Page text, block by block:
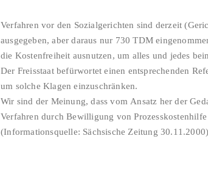
Verfahren vor den Sozialgerichten sind derzeit
ausgegeben, aber daraus nur 730 TDM
die Kostenfreiheit ausnutzen, um alles und jedes
Der Freisstaat befürwortet einen entsprechenden
um solche Klagen einzuschränken.
Wir sind der Meinung, dass vom Ansatz her der
Verfahren durch Bewilligung von
(Informationsquelle: Sächsische Zeitung 30.11.2000)